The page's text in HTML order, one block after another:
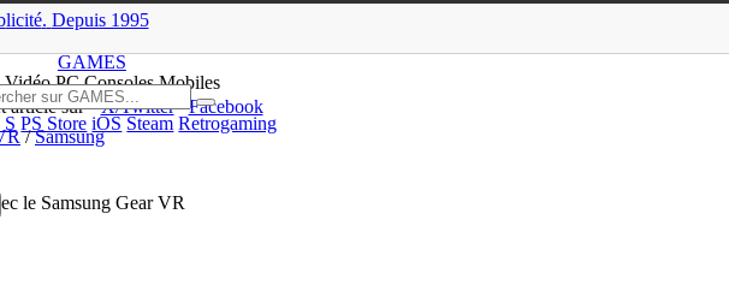
licité. Depuis 1995
GAMES
VidéoPC Consoles Mobiles
PS Store iOS Steam Retrogaming
article sur X/Twitter
Facebook
/Samsung
le Samsung Gear VR